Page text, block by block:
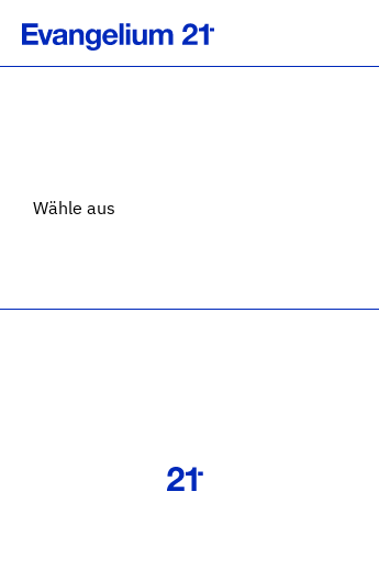
Wähle aus